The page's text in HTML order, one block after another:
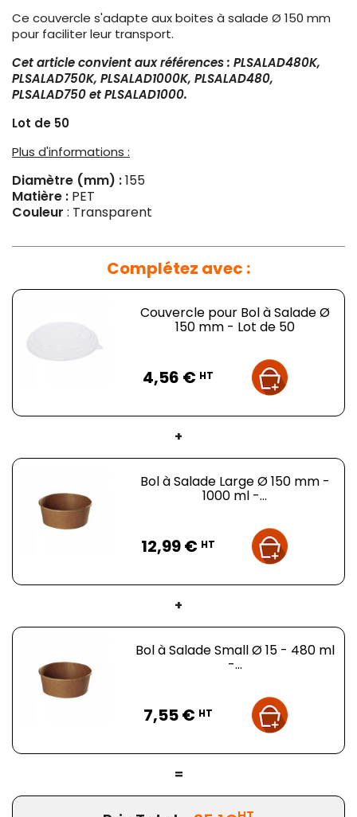
Ce couvercle s'adapte aux boites à salade Ø 150 mm
pour faciliter leur transport.
Cet article convient aux références : PLSALAD480K,
PLSALAD750K, PLSALAD1000K, PLSALAD480,
PLSALAD750 et PLSALAD1000.
Lot de 50
Plus d'informations :
Diamètre (mm) :155
Matière : PET
Couleur : Transparent
Complétez avec :
Couvercle pour Bol à Salade Ø
150 mm - Lot de 50
4,56 € HT
+
Bol à Salade Large Ø 150 mm -
1000 ml -...
12,99 € HT
+
Bol à Salade Small Ø 15 - 480 ml
-...
7,55 € HT
=